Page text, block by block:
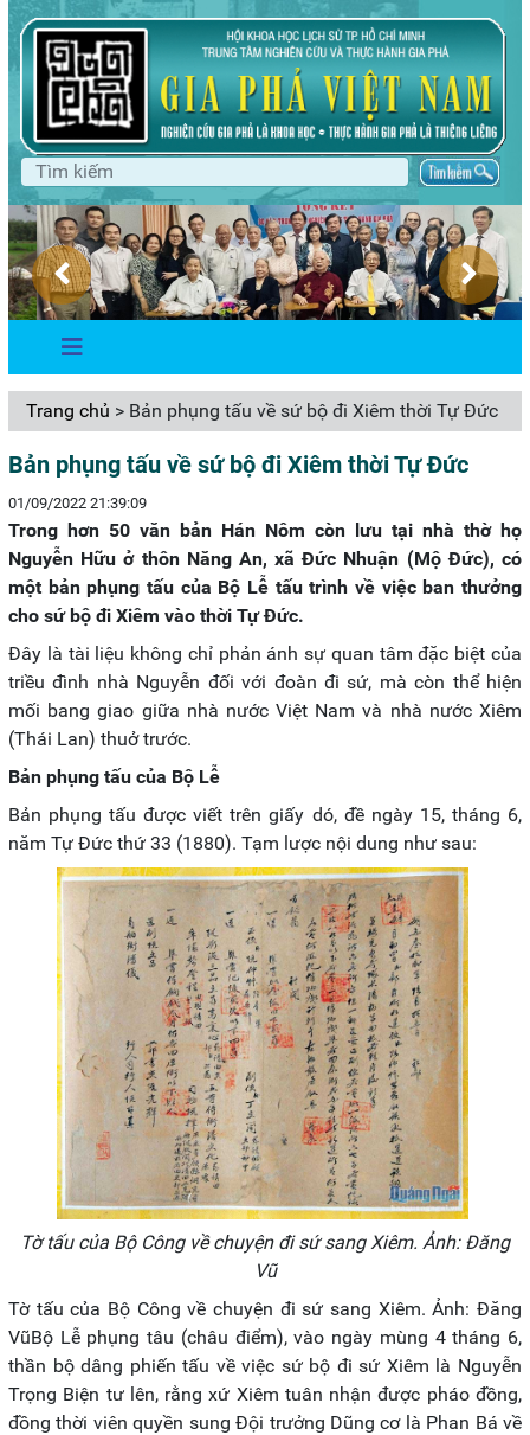
Trang chủ > Bản phụng tấu về sứ bộ đi Xiêm thời Tự Đức
Bản phụng tấu về sứ bộ đi Xiêm thời Tự Đức
01/09/2022 21:39:09
Trong hơn 50 văn bản Hán Nôm còn lưu tại nhà thờ họ
Nguyễn Hữu ở thôn Năng An, xã Đức Nhuận (Mộ Đức), có
một bản phụng tấu của Bộ Lễ tấu trình về việc ban thưởng
cho sứ bộ đi Xiêm vào thời Tự Đức.
Đây là tài liệu không chỉ phản ánh sự quan tâm đặc biệt của
triều đình nhà Nguyễn đối với đoàn đi sứ, mà còn thể hiện
mối bang giao giữa nhà nước Việt Nam và nhà nước Xiêm
(Thái Lan) thuở trước.
Bản phụng tấu của Bộ Lễ
Bản phụng tấu được viết trên giấy dó, đề ngày 15, tháng 6,
năm Tự Đức thứ 33 (1880). Tạm lược nội dung như sau:
Tờ tấu của Bộ Công về chuyện đi sứ sang Xiêm. Ảnh: Đăng
Vũ
Tờ tấu của Bộ Công về chuyện đi sứ sang Xiêm. Ảnh: Đăng
VũBộ Lễ phụng tâu (châu điểm), vào ngày mùng 4 tháng 6,
thần bộ dâng phiến tấu về việc sứ bộ đi sứ Xiêm là Nguyễn
Trọng Biện tư lên, rằng xứ Xiêm tuân nhận được pháo đồng,
đồng thời viên quyền sung Đội trưởng Dũng cơ là Phan Bá về